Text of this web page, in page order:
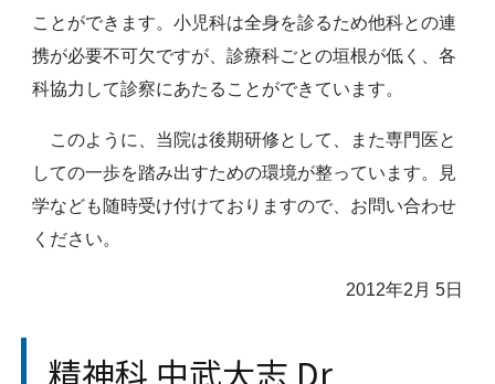
ことができます。小児科は全身を診るため他科との連
携が必要不可欠ですが、診療科ごとの垣根が低く、各
科協力して診察にあたることができています。
このように、当院は後期研修として、また専門医と
しての一歩を踏み出すための環境が整っています。見
学なども随時受け付けておりますので、お問い合わせ
ください。
2012年2月 5日
精神科 中武大志 Dr